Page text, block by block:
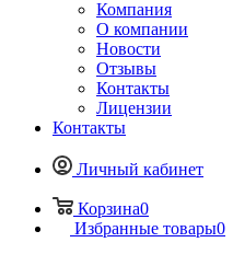
Компания
О компании
Новости
Отзывы
Контакты
Лицензии
Контакты
Личный кабинет
Корзина0
Избранные товары0